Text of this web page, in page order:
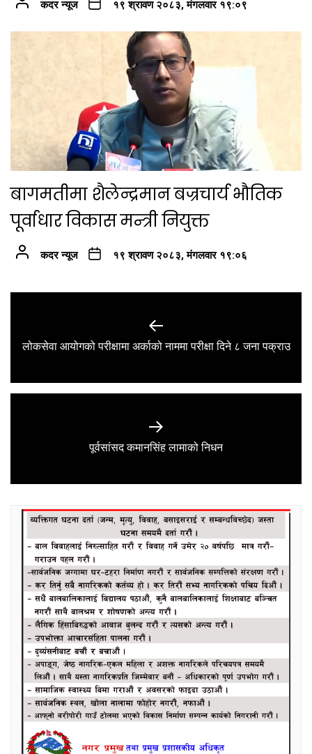
कदर न्यूज १९ श्रावण २०८३, मंगलवार १९:०९
बागमतीमा शैलेन्द्रमान बज्रचार्य भौतिक
पूर्वाधार विकास मन्त्री नियुक्त
कदर न्यूज १९ श्रावण २०८३, मंगलवार १९:०६
Previous
लोकसेवा आयोगको परीक्षामा अर्काको नाममा परीक्षा दिने ८ जना पक्राउ
Next
पूर्वसांसद कमानसिंह लामाको निधन